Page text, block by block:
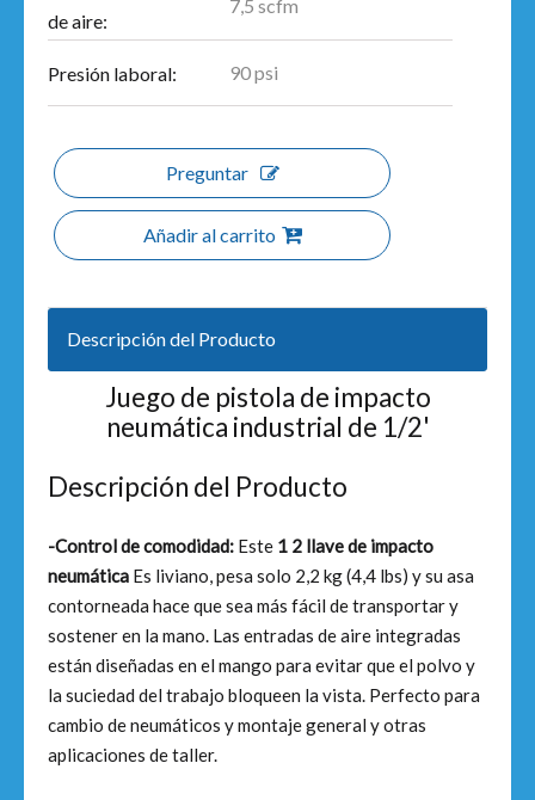
de aire:
7,5 scfm
Presión laboral: 90 psi
Preguntar
Añadir al carrito
Descripción del Producto
Juego de pistola de impacto
neumática industrial de 1/2'
Descripción del Producto
-Control de comodidad: Este 1 2 llave de impacto
neumática Es liviano, pesa solo 2,2 kg (4,4 lbs) y su asa
contorneada hace que sea más fácil de transportar y
sostener en la mano. Las entradas de aire integradas
están diseñadas en el mango para evitar que el polvo y
la suciedad del trabajo bloqueen la vista. Perfecto para
cambio de neumáticos y montaje general y otras
aplicaciones de taller.